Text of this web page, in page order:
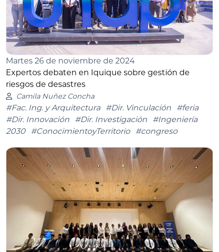
Martes 26 de noviembre de 2024
Expertos debaten en Iquique sobre gestión de
riesgos de desastres
Camila Nuñez Concha
#Fac. Ing. y Arquitectura #Dir. Vinculación
#feria
#Dir. Innovación
#Dir. Investigación
#Ingeniería
2030
#ConocimientoyTerritorio #congreso